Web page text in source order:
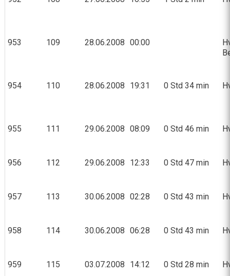
953 109 28.06.2008 00:00
954 110 28.06.2008 19:31 0 Std 34 min
955 111 29.06.2008 08:09 0 Std 46 min
956 112 29.06.2008 12:33 0 Std 47 min
957 113 30.06.2008 02:28 0 Std 43 min
958 114 30.06.2008 06:28 0 Std 43 min
959 115 03.07.2008 14:12 0 Std 28 min